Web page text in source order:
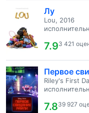
Лу
Lou, 2016
7.93 421
Первое
Riley's First
7.839 927